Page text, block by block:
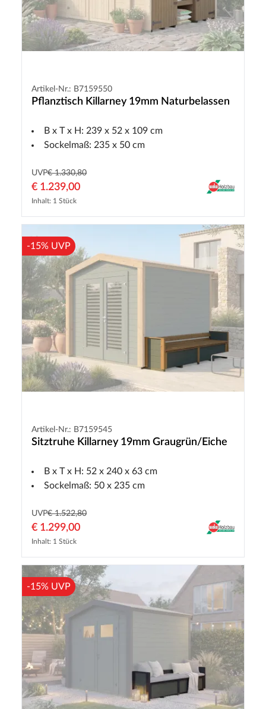
Artikel-Nr.: B7159550
Pflanztisch Killarney 19mm Naturbelassen
B x T x H: 239 x 52 x 109 cm
Sockelmaß: 235 x 50 cm
UVP€ 1.330,80
€ 1.239,00
Inhalt: 1 Stück
-15% UVP
Artikel-Nr.: B7159545
Sitztruhe Killarney 19mm Graugrün/Eiche
B x T x H: 52 x 240 x 63 cm
Sockelmaß: 50 x 235 cm
UVP€ 1.522,80
€ 1.299,00
Inhalt: 1 Stück
-15% UVP